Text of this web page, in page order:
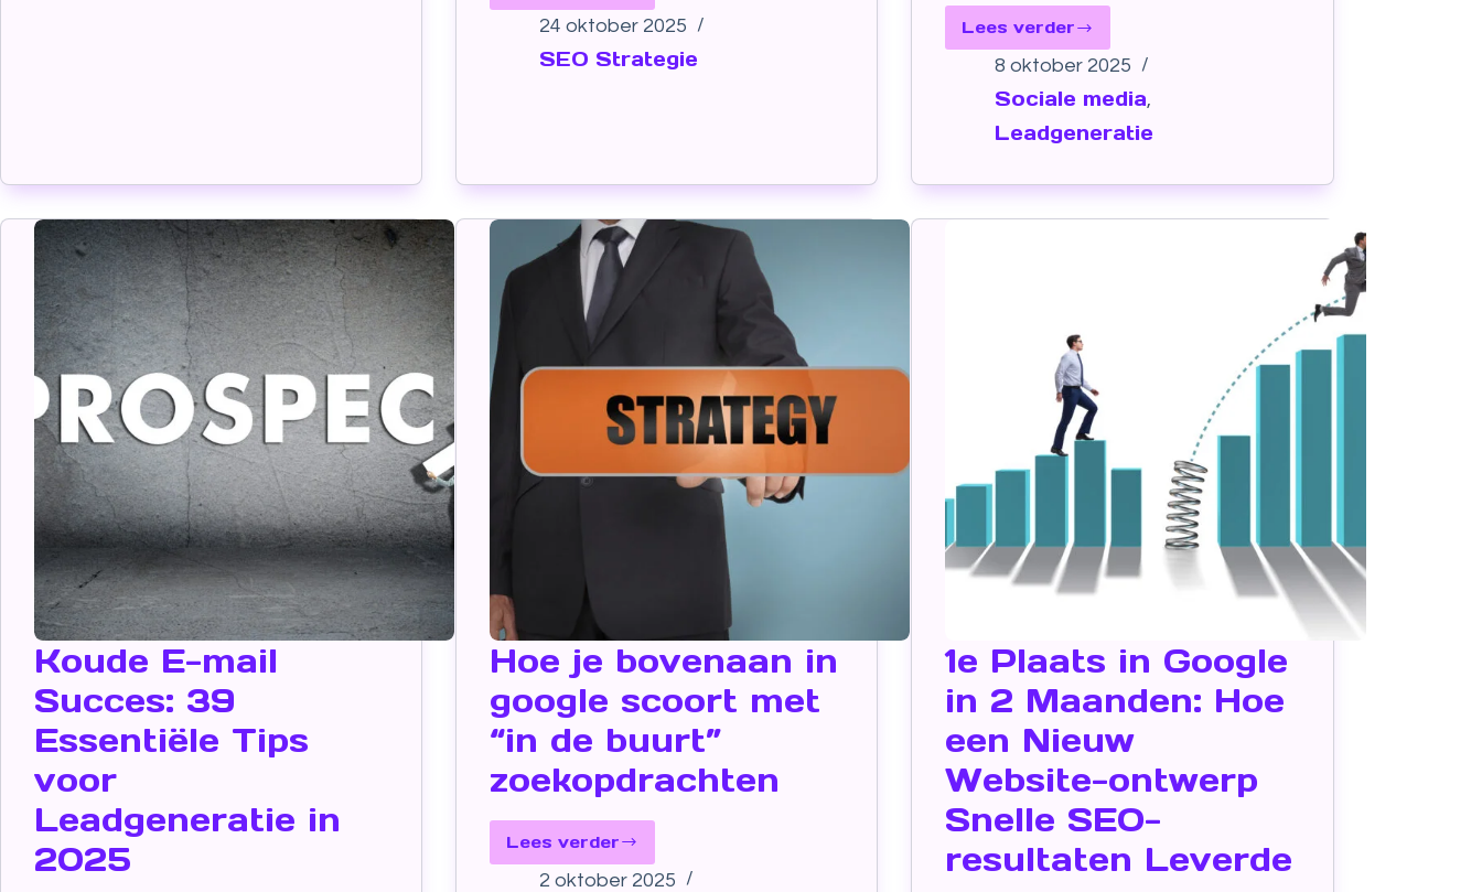
24 oktober 2025
SEO Strategie
Lees verder
8 oktober 2025
Sociale media,
Leadgeneratie
Koude E-mail
Succes: 39
Essentiële Tips
voor
Leadgeneratie in
2025
Hoe je bovenaan in
google scoort met
“in de buurt”
zoekopdrachten
Lees verder
2 oktober 2025
1e Plaats in Google
in 2 Maanden: Hoe
een Nieuw
Website-ontwerp
Snelle SEO-
resultaten Leverde